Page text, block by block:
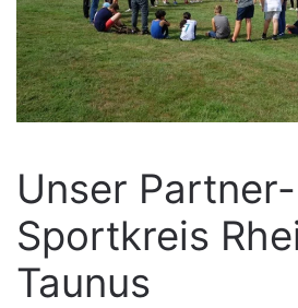
Unser Partner-
Sportkreis
Taunus